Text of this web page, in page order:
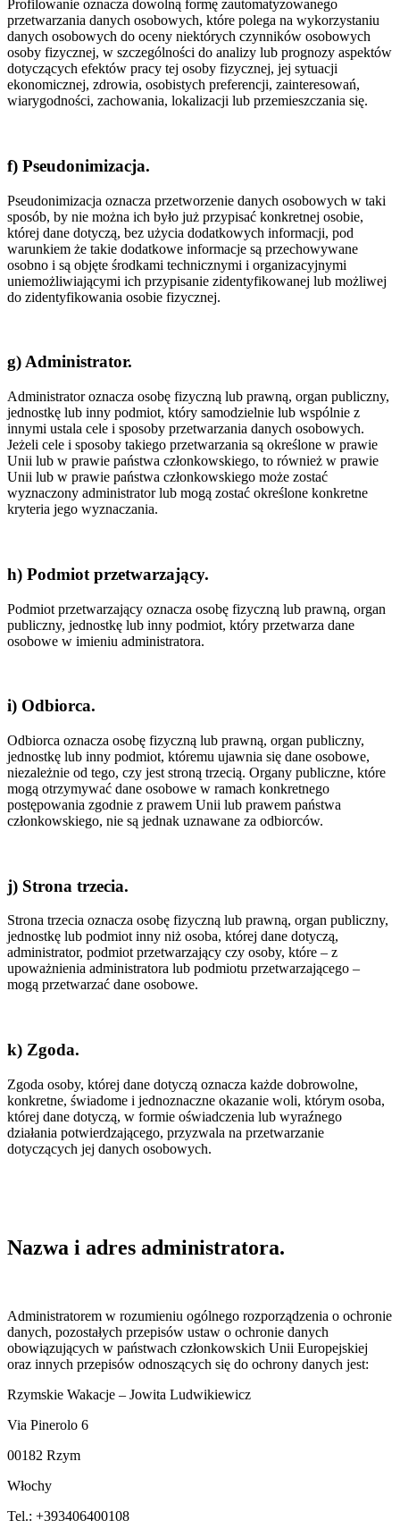
Profilowanie oznacza dowolną formę zautomatyzowanego
przetwarzania danych osobowych, które polega na wykorzystaniu
danych osobowych do oceny niektórych czynników osobowych
osoby fizycznej, w szczególności do analizy lub prognozy aspektów
dotyczących efektów pracy tej osoby fizycznej, jej sytuacji
ekonomicznej, zdrowia, osobistych preferencji, zainteresowań,
wiarygodności, zachowania, lokalizacji lub przemieszczania się.
f) Pseudonimizacja.
Pseudonimizacja oznacza przetworzenie danych osobowych w taki
sposób, by nie można ich było już przypisać konkretnej osobie,
której dane dotyczą, bez użycia dodatkowych informacji, pod
warunkiem że takie dodatkowe informacje są przechowywane
osobno i są objęte środkami technicznymi i organizacyjnymi
uniemożliwiającymi ich przypisanie zidentyfikowanej lub możliwej
do zidentyfikowania osobie fizycznej.
g) Administrator.
Administrator oznacza osobę fizyczną lub prawną, organ publiczny,
jednostkę lub inny podmiot, który samodzielnie lub wspólnie z
innymi ustala cele i sposoby przetwarzania danych osobowych.
Jeżeli cele i sposoby takiego przetwarzania są określone w prawie
Unii lub w prawie państwa członkowskiego, to również w prawie
Unii lub w prawie państwa członkowskiego może zostać
wyznaczony administrator lub mogą zostać określone konkretne
kryteria jego wyznaczania.
h) Podmiot przetwarzający.
Podmiot przetwarzający oznacza osobę fizyczną lub prawną, organ
publiczny, jednostkę lub inny podmiot, który przetwarza dane
osobowe w imieniu administratora.
i) Odbiorca.
Odbiorca oznacza osobę fizyczną lub prawną, organ publiczny,
jednostkę lub inny podmiot, któremu ujawnia się dane osobowe,
niezależnie od tego, czy jest stroną trzecią. Organy publiczne, które
mogą otrzymywać dane osobowe w ramach konkretnego
postępowania zgodnie z prawem Unii lub prawem państwa
członkowskiego, nie są jednak uznawane za odbiorców.
j) Strona trzecia.
Strona trzecia oznacza osobę fizyczną lub prawną, organ publiczny,
jednostkę lub podmiot inny niż osoba, której dane dotyczą,
administrator, podmiot przetwarzający czy osoby, które – z
upoważnienia administratora lub podmiotu przetwarzającego –
mogą przetwarzać dane osobowe.
k) Zgoda.
Zgoda osoby, której dane dotyczą oznacza każde dobrowolne,
konkretne, świadome i jednoznaczne okazanie woli, którym osoba,
której dane dotyczą, w formie oświadczenia lub wyraźnego
działania potwierdzającego, przyzwala na przetwarzanie
dotyczących jej danych osobowych.
Nazwa i adres administratora.
Administratorem w rozumieniu ogólnego rozporządzenia o ochronie
danych, pozostałych przepisów ustaw o ochronie danych
obowiązujących w państwach członkowskich Unii Europejskiej
oraz innych przepisów odnoszących się do ochrony danych jest:
Rzymskie Wakacje – Jowita Ludwikiewicz
Via Pinerolo 6
00182 Rzym
Włochy
Tel.: +393406400108